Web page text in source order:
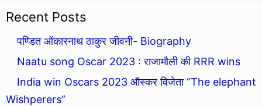
Recent Posts
पण्डित ओंकारनाथ ठाकुर जीवनी- Biography
Naatu song Oscar 2023 : राजामौली की RRR wins
India win Oscars 2023 ऑस्कर विजेता “The elephant
Wishperers”